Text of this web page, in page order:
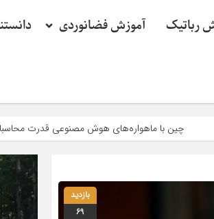
رباتیک آموزش فضانوردی
مصنوعی قدرت محاسبات 30 لپ‌تاپ را به فضا برد!
بازدید
69